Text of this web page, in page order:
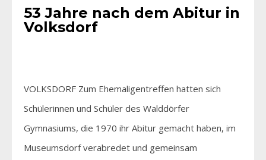
53 Jahre nach dem Abitur in
Volksdorf
VOLKSDORF Zum Ehemaligentreffen hatten sich
Schülerinnen und Schüler des Walddörfer
Gymnasiums, die 1970 ihr Abitur gemacht haben, im
Museumsdorf verabredet und gemeinsam